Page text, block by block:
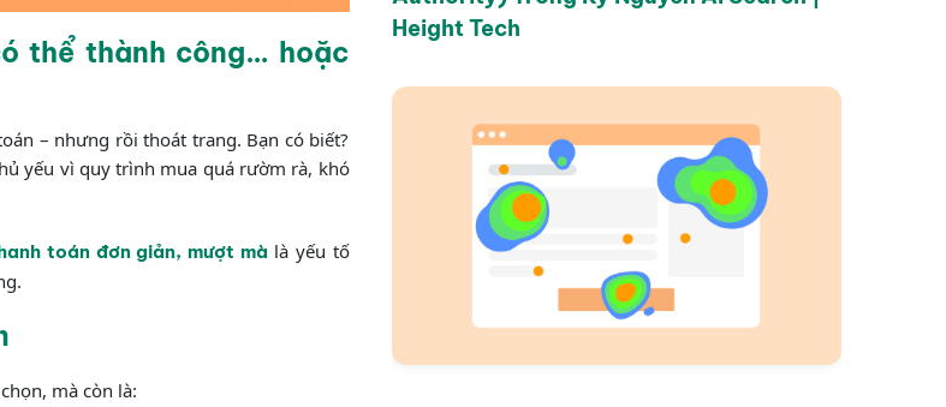
thể thành công… hoặc
– nhưng rồi thoát trang. Bạn có biết?
yếu vì quy trình mua quá rườm rà, khó
toán đơn giản, mượt mà là yếu tố
mà còn là:
Height Tech